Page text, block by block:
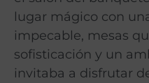
lugar mágico con
impecable, mesas
sofisticación y un
invitaba a disfrutar